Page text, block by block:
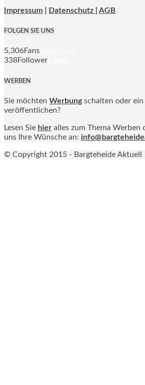
Impressum Datenschutz | AGB
FOLGEN SIE UNS
5,306Fans
338Follower
WERBEN
Sie möchten Werbung schalten oder
veröffentlichen?
Lesen Sie hier alles zum Thema Werben
uns Ihre Wünsche an:
© Copyright 2015 - Bargteheide Aktuell